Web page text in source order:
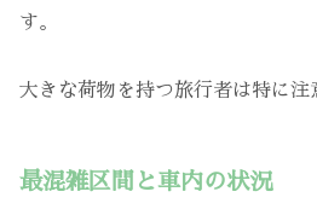
す。
大きな荷物を持つ旅行者は特に注
最混雑区間と車内の状況